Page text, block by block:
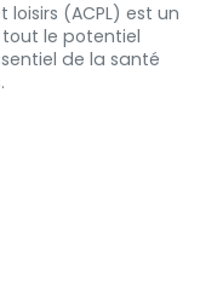
(ACPL) est un
le potentiel
de la santé